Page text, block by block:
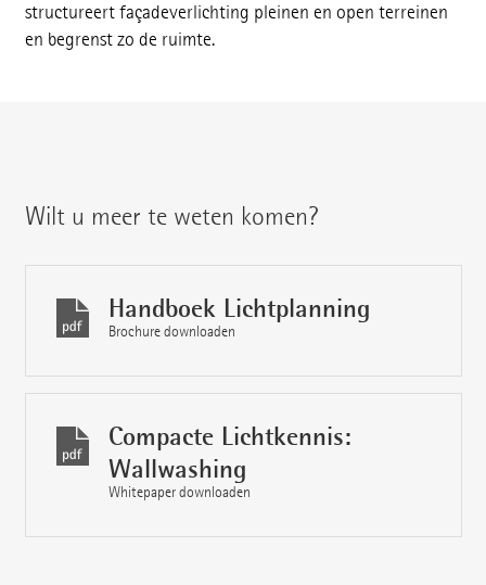
structureert façadeverlichting pleinen en open terreinen
en begrenst zo de ruimte.
Wilt u meer te weten komen?
Handboek Lichtplanning
Brochure downloaden
Compacte Lichtkennis:
Wallwashing
Whitepaper downloaden